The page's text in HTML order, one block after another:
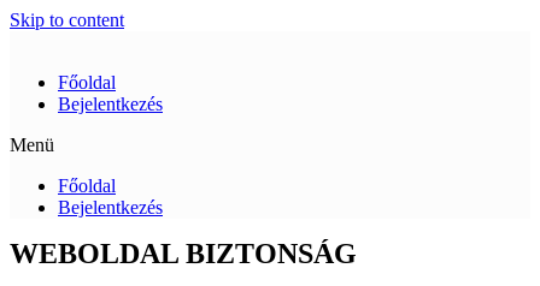
Skip to content
Főoldal
Bejelentkezés
Menü
Főoldal
Bejelentkezés
WEBOLDAL BIZTONSÁG